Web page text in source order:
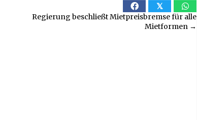
𝕏
Regierung beschließt Mietpreisbremse für alle
Mietformen →